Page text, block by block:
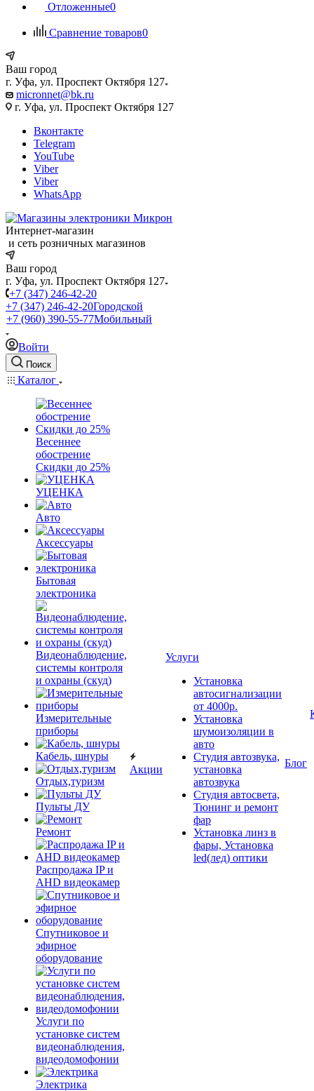
Отложенные0
Сравнение товаров0
Ваш город
г. Уфа, ул. Проспект Октября 127
micronnet@bk.ru
г. Уфа, ул. Проспект Октября 127
Вконтакте
Telegram
YouTube
Viber
Viber
WhatsApp
Интернет-магазин
и сеть розничных магазинов
Ваш город
г. Уфа, ул. Проспект Октября 127
+7 (347) 246-42-20
+7 (347) 246-42-20Городской
+7 (960) 390-55-77Мобильный
Войти
Поиск
Каталог
Весеннее
обострение
Скидки до 25%
УЦЕНКА
Авто
Аксессуары
Бытовая
электроника
Видеонаблюдение,
системы контроля
и охраны (скуд)
Измерительные
приборы
Кабель, шнуры
Отдых,туризм
Пульты ДУ
Ремонт
Распродажа IP и
AHD видеокамер
Спутниковое и
эфирное
оборудование
Услуги по
установке систем
видеонаблюдения,
видеодомофонии
Электрика
Акции
Услуги
Установка
автосигнализации
от 4000р.
Установка
шумоизоляции в
авто
Студия автозвука,
установка
автозвука
Студия автосвета,
Тюнинг и ремонт
фар
Установка линз в
фары, Установка
led(лед) оптики
Блог